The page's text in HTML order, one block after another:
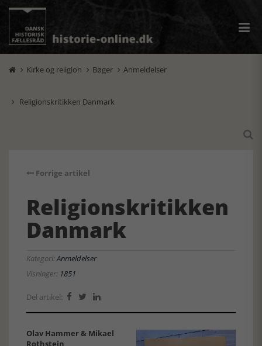
 Kirke og religion  Bøger  Anmeldelser
 Religionskritikken Danmark

Forrige artikel
Religionskritikken
Danmark
Kategori:Anmeldelser
Visninger: 1851
Del artikel:   
Olav Hammer & Mikael
Rothstein